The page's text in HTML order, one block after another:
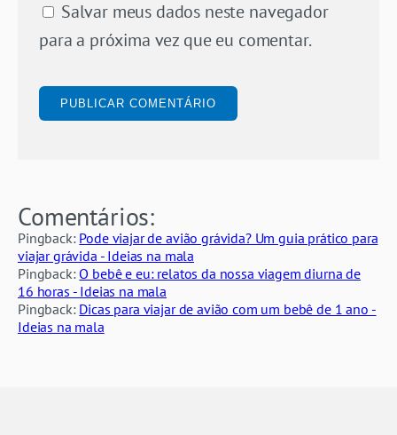
Salvar meus dados neste navegador
para a próxima vez que eu comentar.
Comentários:
Pingback: Pode viajar de avião grávida? Um guia prático para
viajar grávida - Ideias na mala
Pingback:O bebê e eu: relatos da nossa viagem diurna de
16 horas - Ideias na mala
Pingback: Dicas para viajar de avião com um bebê de 1 ano -
Ideias na mala